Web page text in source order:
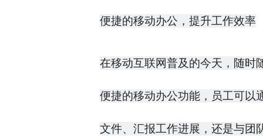
便捷的移动办公，提升工作效率
在移动互联网普及的今天，随时
便捷的移动办公功能，员工可以
文件、汇报工作进展，还是与团